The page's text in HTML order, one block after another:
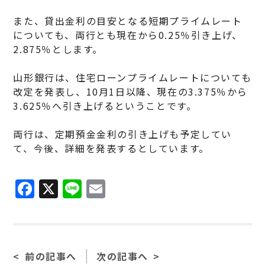
また、貸出金利の目安となる短期プライムレート
についても、両行とも現在から0.25％引き上げ、
2.875％とします。
山形銀行は、住宅ローンプライムレートについても
改定を発表し、10月1日以降、現在の3.375％から
3.625％へ引き上げるということです。
両行は、定期預金金利の引き上げも予定してい
て、今後、詳細を発表するとしています。
F
a
b
X Li
n
前の記事へ 次の記事へ